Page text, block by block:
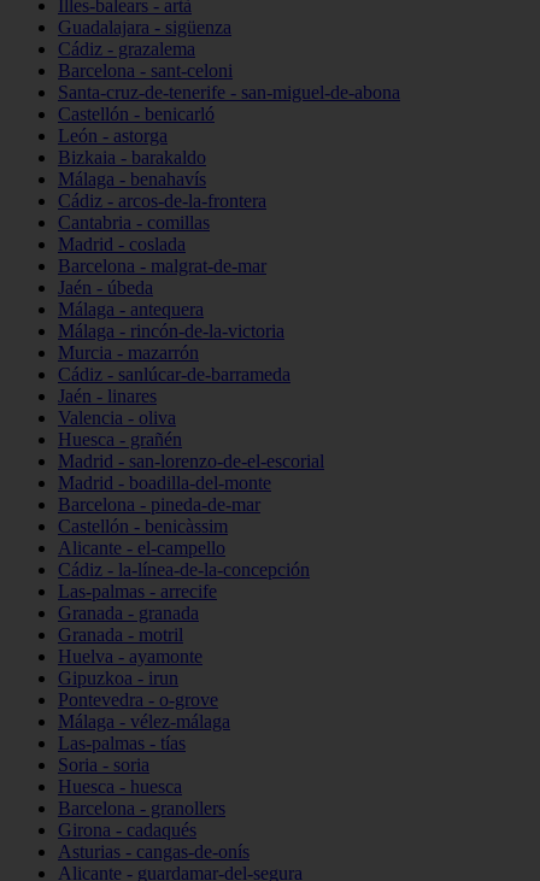
Illes-balears - artà
Guadalajara - sigüenza
Cádiz - grazalema
Barcelona - sant-celoni
Santa-cruz-de-tenerife - san-miguel-de-abona
Castellón - benicarló
León - astorga
Bizkaia - barakaldo
Málaga - benahavís
Cádiz - arcos-de-la-frontera
Cantabria - comillas
Madrid - coslada
Barcelona - malgrat-de-mar
Jaén - úbeda
Málaga - antequera
Málaga - rincón-de-la-victoria
Murcia - mazarrón
Cádiz - sanlúcar-de-barrameda
Jaén - linares
Valencia - oliva
Huesca - grañén
Madrid - san-lorenzo-de-el-escorial
Madrid - boadilla-del-monte
Barcelona - pineda-de-mar
Castellón - benicàssim
Alicante - el-campello
Cádiz - la-línea-de-la-concepción
Las-palmas - arrecife
Granada - granada
Granada - motril
Huelva - ayamonte
Gipuzkoa - irun
Pontevedra - o-grove
Málaga - vélez-málaga
Las-palmas - tías
Soria - soria
Huesca - huesca
Barcelona - granollers
Girona - cadaqués
Asturias - cangas-de-onís
Alicante - guardamar-del-segura